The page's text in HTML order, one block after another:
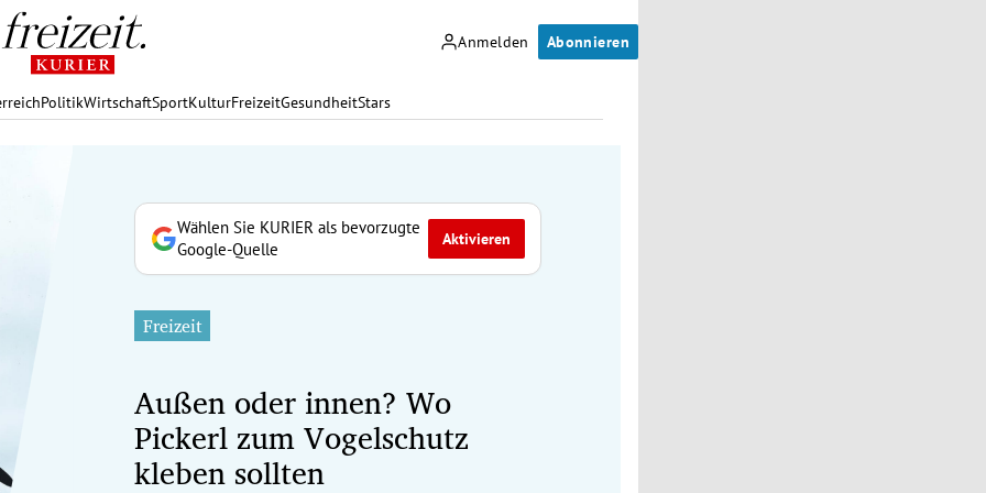
Anmelden Abonnieren
PolitikWirtschaftSportKulturFreizeitGesundheitStars
Wählen Sie KURIER als bevorzugte
Google-Quelle
Aktivieren
Freizeit
Außen oder innen? Wo
Pickerl zum Vogelschutz
kleben sollten